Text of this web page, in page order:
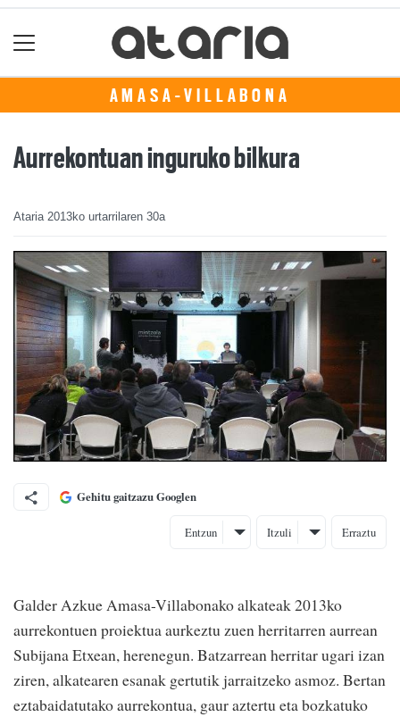
AMASA-VILLABONA
Aurrekontuan inguruko bilkura
Ataria 2013ko urtarrilaren 30a
Gehitu gaitzazu Googlen
Entzun Itzuli Erraztu
Galder Azkue Amasa-Villabonako alkateak 2013ko
aurrekontuen proiektua aurkeztu zuen herritarren aurrean
Subijana Etxean, herenegun. Batzarrean herritar ugari izan
ziren, alkatearen esanak gertutik jarraitzeko asmoz. Bertan
eztabaidatutako aurrekontua, gaur aztertu eta bozkatuko